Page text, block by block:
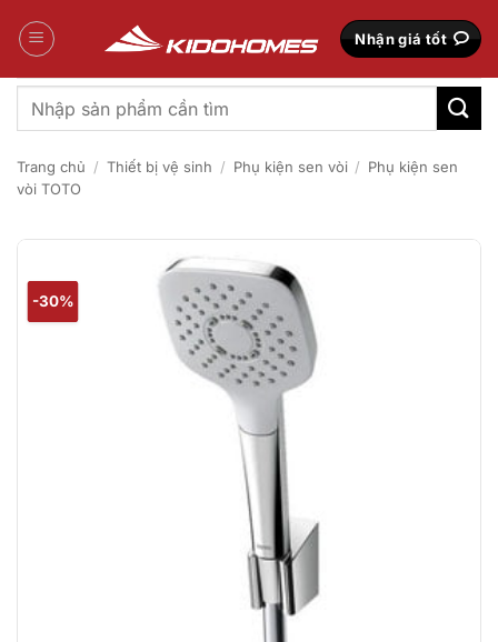
qua
Nhận giá tốt
Tìm
kiếm:
Trang chủ / Thiết bị vệ sinh / Phụ kiện sen vòi / Phụ kiện sen
vòi TOTO
-30%